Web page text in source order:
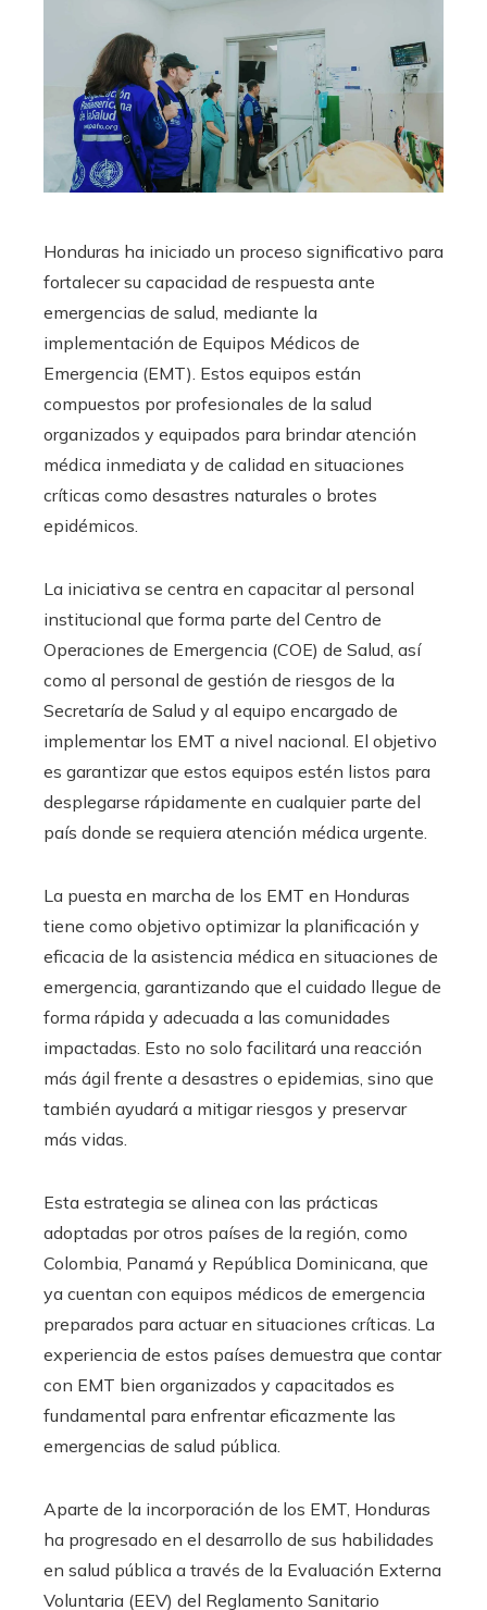
​Honduras ha iniciado un proceso significativo para
fortalecer su capacidad de respuesta ante
emergencias de salud, mediante la
implementación de Equipos Médicos de
Emergencia (EMT). Estos equipos están
compuestos por profesionales de la salud
organizados y equipados para brindar atención
médica inmediata y de calidad en situaciones
críticas como desastres naturales o brotes
epidémicos.​
La iniciativa se centra en capacitar al personal
institucional que forma parte del Centro de
Operaciones de Emergencia (COE) de Salud, así
como al personal de gestión de riesgos de la
Secretaría de Salud y al equipo encargado de
implementar los EMT a nivel nacional. El objetivo
es garantizar que estos equipos estén listos para
desplegarse rápidamente en cualquier parte del
país donde se requiera atención médica urgente.​
La puesta en marcha de los EMT en Honduras
tiene como objetivo optimizar la planificación y
eficacia de la asistencia médica en situaciones de
emergencia, garantizando que el cuidado llegue de
forma rápida y adecuada a las comunidades
impactadas. Esto no solo facilitará una reacción
más ágil frente a desastres o epidemias, sino que
también ayudará a mitigar riesgos y preservar
más vidas.
Esta estrategia se alinea con las prácticas
adoptadas por otros países de la región, como
Colombia, Panamá y República Dominicana, que
ya cuentan con equipos médicos de emergencia
preparados para actuar en situaciones críticas. La
experiencia de estos países demuestra que contar
con EMT bien organizados y capacitados es
fundamental para enfrentar eficazmente las
emergencias de salud pública.​
Aparte de la incorporación de los EMT, Honduras
ha progresado en el desarrollo de sus habilidades
en salud pública a través de la Evaluación Externa
Voluntaria (EEV) del Reglamento Sanitario